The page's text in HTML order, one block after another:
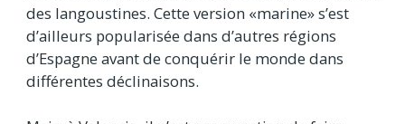
des langoustines. Cette version «marine» s’est
d’ailleurs popularisée dans d’autres régions
d’Espagne avant de conquérir le monde dans
différentes déclinaisons.